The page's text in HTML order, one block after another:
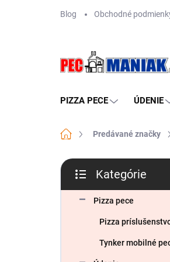
Blog Obchodné
PIZZA PECE ÚDENIE
DomovPredávané značky
B
č
kategórie
Kategórie
Pizza pece
Pizza
Tynker mobilné